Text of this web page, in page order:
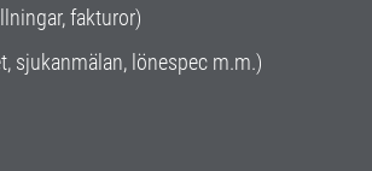
fakturor)
sjukanmälan, lönespec m.m.)